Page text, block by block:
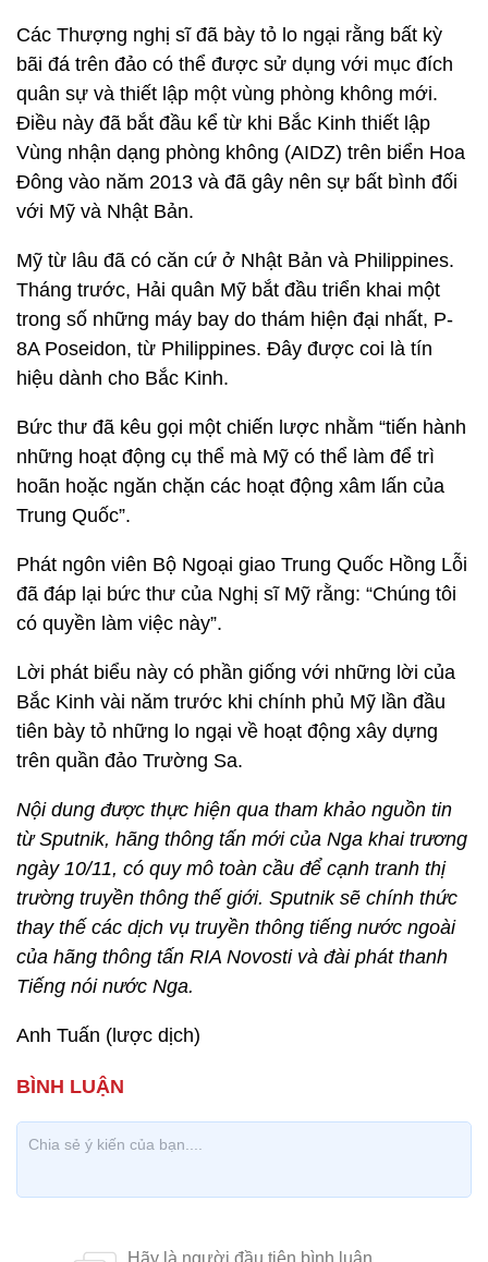
Các Thượng nghị sĩ đã bày tỏ lo ngại rằng bất kỳ
bãi đá trên đảo có thể được sử dụng với mục đích
quân sự và thiết lập một vùng phòng không mới.
Điều này đã bắt đầu kể từ khi Bắc Kinh thiết lập
Vùng nhận dạng phòng không (AIDZ) trên biển Hoa
Đông vào năm 2013 và đã gây nên sự bất bình đối
với Mỹ và Nhật Bản.
Mỹ từ lâu đã có căn cứ ở Nhật Bản và Philippines.
Tháng trước, Hải quân Mỹ bắt đầu triển khai một
trong số những máy bay do thám hiện đại nhất, P-
8A Poseidon, từ Philippines. Đây được coi là tín
hiệu dành cho Bắc Kinh.
Bức thư đã kêu gọi một chiến lược nhằm “tiến hành
những hoạt động cụ thể mà Mỹ có thể làm để trì
hoãn hoặc ngăn chặn các hoạt động xâm lấn của
Trung Quốc”.
Phát ngôn viên Bộ Ngoại giao Trung Quốc Hồng Lỗi
đã đáp lại bức thư của Nghị sĩ Mỹ rằng: “Chúng tôi
có quyền làm việc này”.
Lời phát biểu này có phần giống với những lời của
Bắc Kinh vài năm trước khi chính phủ Mỹ lần đầu
tiên bày tỏ những lo ngại về hoạt động xây dựng
trên quần đảo Trường Sa.
Nội dung được thực hiện qua tham khảo nguồn tin
từ Sputnik, hãng thông tấn mới của Nga khai trương
ngày 10/11, có quy mô toàn cầu để cạnh tranh thị
trường truyền thông thế giới. Sputnik sẽ chính thức
thay thế các dịch vụ truyền thông tiếng nước ngoài
của hãng thông tấn RIA Novosti và đài phát thanh
Tiếng nói nước Nga.
Anh Tuấn (lược dịch)